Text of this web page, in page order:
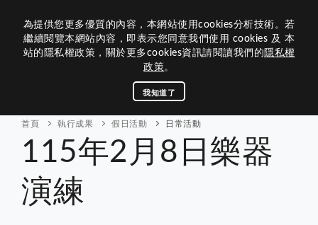
活動訊息
執行成果
財務報表
連結管理
為提供您更多優質的內容，本網站使用cookies分析技術。若
繼續閱覽本網站內容，即表示您同意我們使用 cookies 及 本
站的隱私權政策，關於更多cookies資訊請閱讀我們的 隱私權
政策。
我知道了
首頁 執行成果 假日活動 日常活動
115年2月8日樂器
演練